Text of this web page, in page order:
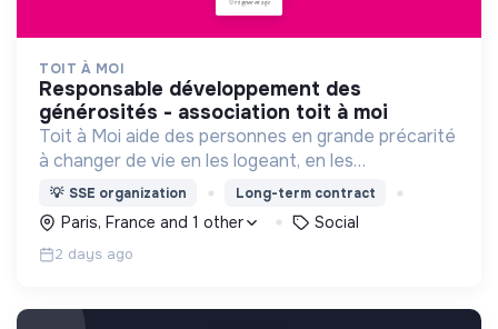
TOIT À MOI
responsable développement des
générosités - association toit à moi
Toit à Moi aide des personnes en grande précarité
à changer de vie en les logeant, en les
accompagnant pour résoudre leurs
problématiques, et en créant du lien social pour
sortir de l'exclusion.
💡 SSE organization Long-term contract
Paris, France and 1 other Social
2 days ago